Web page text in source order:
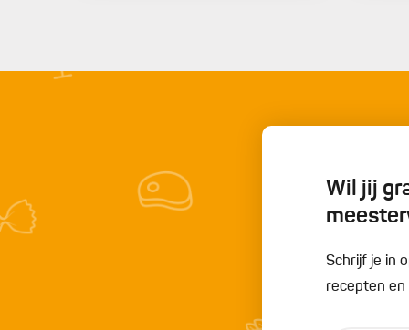
Wil jij
Schrijf je in
recepten